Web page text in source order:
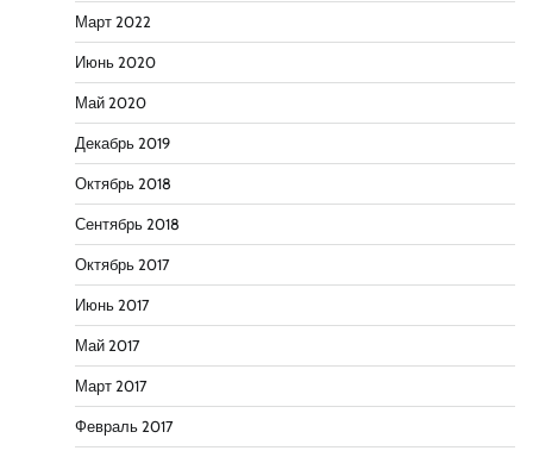
Март 2022
Июнь 2020
Май 2020
Декабрь 2019
Октябрь 2018
Сентябрь 2018
Октябрь 2017
Июнь 2017
Май 2017
Март 2017
Февраль 2017